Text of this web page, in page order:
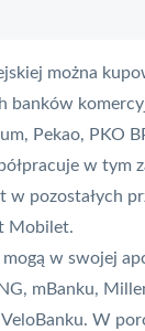
można
banków
Pekao, PKO
w tym
w pozostałych
Mobilet.
w swojej
mBanku,
VeloBanku. W